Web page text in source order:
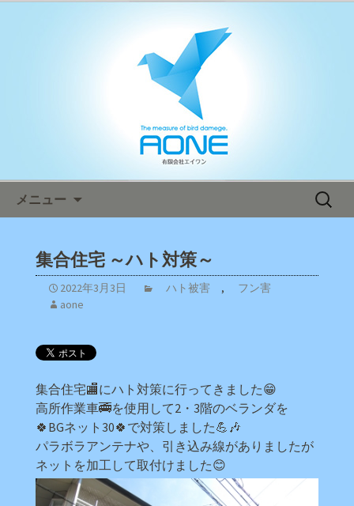
エイワン オフィシャルブログ
メニュー
検
集合住宅 ～ハト対策～
2022年3月3日 ハト被害 ,
フン害
aone
集合住宅🏬にハト対策に行ってきました😁
高所作業車🚎を使用して2・3階のベランダを
🍀BGネット30🍀で対策しました💪🎶
パラボラアンテナや、引き込み線がありましたが
ネットを加工して取付けました😊